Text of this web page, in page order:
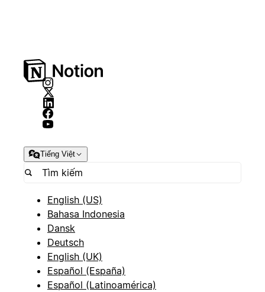
Tiếng Việt
English (US)
Bahasa Indonesia
Dansk
Deutsch
English (UK)
Español (España)
Español (Latinoamérica)